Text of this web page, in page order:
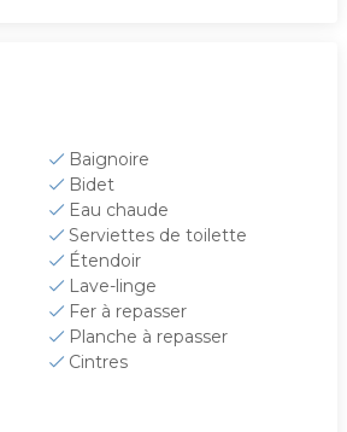
Baignoire
Bidet
Eau chaude
Serviettes de toilette
Étendoir
Lave-linge
Fer à repasser
Planche à repasser
Cintres